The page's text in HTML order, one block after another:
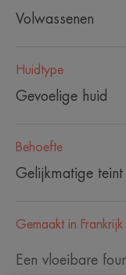
Volwassenen
Huidtype
Gevoelige huid
Behoefte
Gelijkmatige teint
Gemaakt in Frankrijk
Een vloeibare